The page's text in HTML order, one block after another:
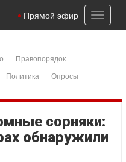
Toggle
Прямой эфир
Правопорядок
Политика
Опросы
сорняки:
обнаружили